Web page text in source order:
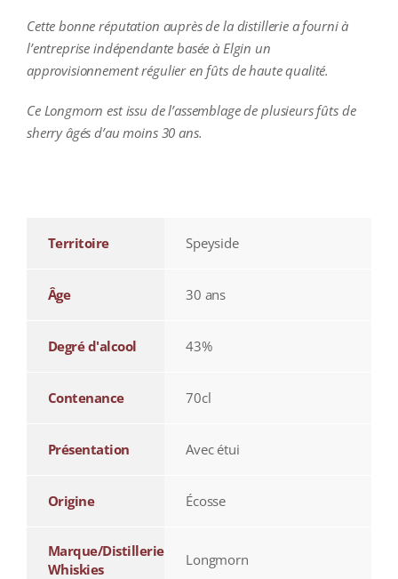
Cette bonne réputation auprès de la distillerie a fourni à
l’entreprise indépendante basée à Elgin un
approvisionnement régulier en fûts de haute qualité.
Ce Longmorn est issu de l’assemblage de plusieurs fûts de
sherry âgés d’au moins 30 ans.
Territoire Speyside
Âge 30 ans
Degré d'alcool 43%
Contenance 70cl
Présentation Avec étui
Origine Écosse
Marque/Distillerie
Whiskies
Longmorn